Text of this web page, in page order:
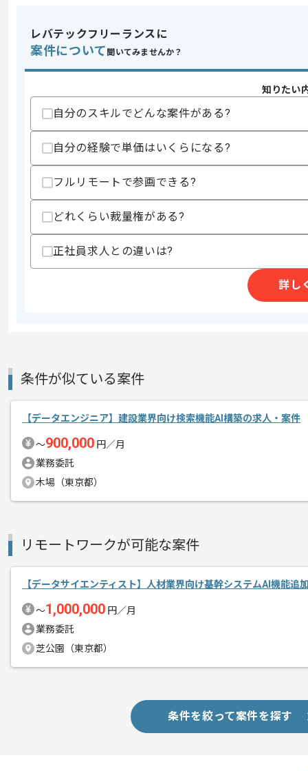
スキル
求めるスキル
・Tableau DesktopおよびPrepを用い
歓迎スキル
・SalesforceやMAツールを用いた提案
スキルに不安がある方へ
その他募集要項
募集人数
作業開始日
2026/07/01
に携わっていただきます。
BIエンジニアとしての実務経験を活かし
レバテックフリーランスに
案件について 聞いてみませんか？
知りたい
自分のスキルでどんな案件がある?
自分の経験で単価はいくらになる?
フルリモートで参画できる?
どれくらい裁量権がある?
正社員求人との違いは?
詳し
条件が似ている案件
【データエンジニア】建設業界向け検索機能AI構築の求人・案件
〜900,000 円／月
業務委託
木場（東京都）
リモートワークが可能な案件
【データサイエンティスト】人材業界向け基幹システムAI機能追
〜1,000,000 円／月
業務委託
芝公園（東京都）
条件を絞って案件を探す